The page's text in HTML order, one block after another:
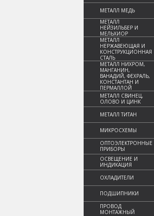
МЕТАЛЛ МЕДЬ
МЕТАЛЛ
НЕЙЗИЛЬБЕР И
МЕЛЬХИОР
МЕТАЛЛ
НЕРЖАВЕЮЩАЯ И
КОНСТРУКЦИОННАЯ
СТАЛЬ
МЕТАЛЛ НИХРОМ,
МАНГАНИН,
ВАНАДИЙ, ФЕХРАЛЬ,
КОНСТАНТАН И
ПЕРМАЛЛОЙ
МЕТАЛЛ СВИНЕЦ,
ОЛОВО И ЦИНК
МЕТАЛЛ ТИТАН
МИКРОСХЕМЫ
ОПТОЭЛЕКТРОННЫЕ
ПРИБОРЫ
ОСВЕЩЕНИЕ И
ИНДИКАЦИЯ
ОХЛАДИТЕЛИ
ПОДШИПНИКИ
ПРОВОД
МОНТАЖНЫЙ